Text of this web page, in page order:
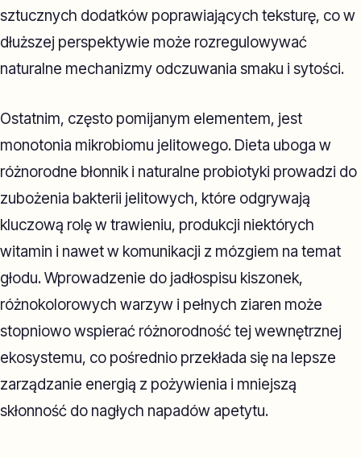
sztucznych dodatków poprawiających teksturę, co w
dłuższej perspektywie może rozregulowywać
naturalne mechanizmy odczuwania smaku i sytości.
Ostatnim, często pomijanym elementem, jest
monotonia mikrobiomu jelitowego. Dieta uboga w
różnorodne błonnik i naturalne probiotyki prowadzi do
zubożenia bakterii jelitowych, które odgrywają
kluczową rolę w trawieniu, produkcji niektórych
witamin i nawet w komunikacji z mózgiem na temat
głodu. Wprowadzenie do jadłospisu kiszonek,
różnokolorowych warzyw i pełnych ziaren może
stopniowo wspierać różnorodność tej wewnętrznej
ekosystemu, co pośrednio przekłada się na lepsze
zarządzanie energią z pożywienia i mniejszą
skłonność do nagłych napadów apetytu.